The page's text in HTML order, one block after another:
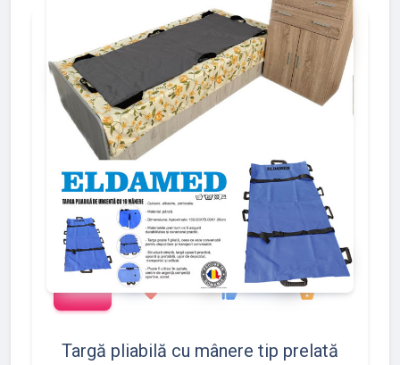
add_shopping_cart 288
favorite thumb_up
783
shopping_basket
Targă pliabilă cu mânere tip prelată